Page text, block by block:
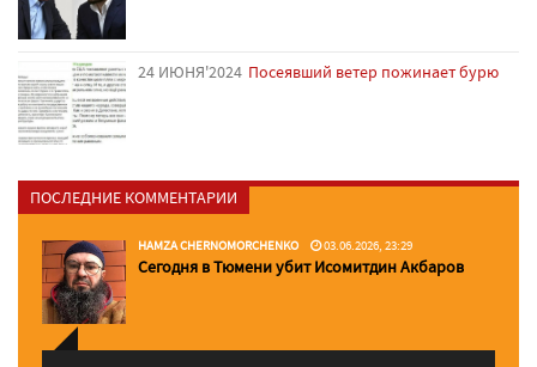
24 ИЮНЯ'2024 Посеявший ветер пожинает бурю
ПОСЛЕДНИЕ КОММЕНТАРИИ
HAMZA CHERNOMORCHENKO 03.06.2026, 23:29
Сегодня в Тюмени убит Исомитдин Акбаров